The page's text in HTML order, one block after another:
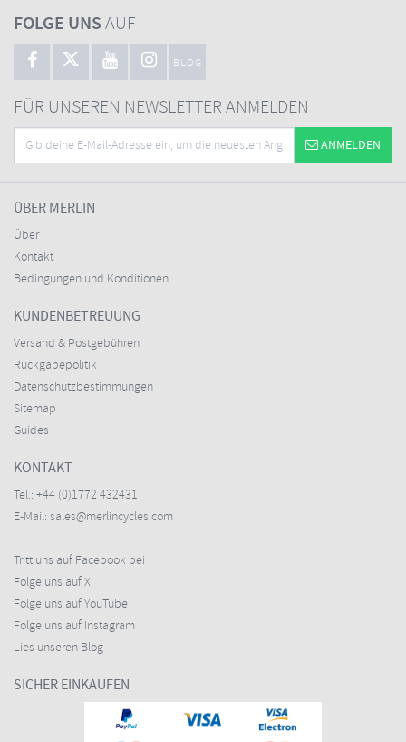
FOLGE UNSAUF
BLOG
FÜR UNSEREN NEWSLETTER ANMELDEN
ANMELDEN
ÜBER MERLIN
Über
Kontakt
Bedingungen und Konditionen
KUNDENBETREUUNG
Versand & Postgebühren
Rückgabepolitik
Datenschutzbestimmungen
Sitemap
Guides
KONTAKT
Tel.: +44 (0)1772 432431
E-Mail: sales@merlincycles.com
Tritt uns auf Facebook bei
Folge uns auf X
Folge uns auf YouTube
Folge uns auf Instagram
Lies unseren Blog
SICHER EINKAUFEN